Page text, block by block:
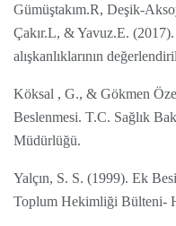
Gümüştakım.R, Deşik-
Çakır.L, & Yavuz.E.
alışkanlıklarının
Köksal , G., & Gökmen
Beslenmesi. T.C. Sağlık
Müdürlüğü.
Yalçın, S. S. (1999). Ek
Toplum Hekimliği Bülteni-